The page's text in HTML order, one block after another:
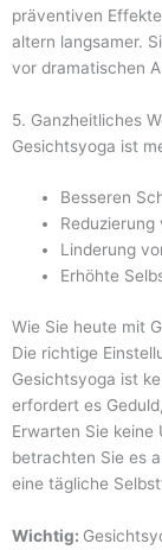
präventiven
altern langsamer.
vor dramatischen
5. Ganzheitliches
Gesichtsyoga ist
Besseren
Linderung
Erhöhte
Wie Sie heute mit
Die richtige
Gesichtsyoga ist
erfordert es
Erwarten Sie
betrachten Sie es
eine tägliche
Wichtig: